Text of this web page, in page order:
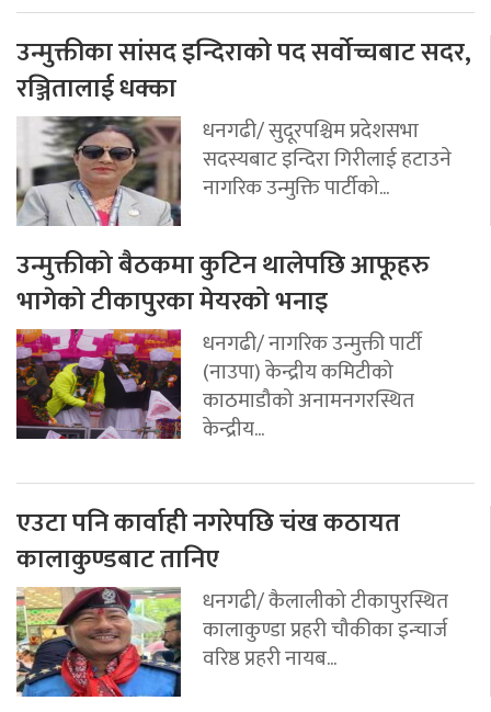
उन्मुक्तीका सांसद इन्दिराको पद सर्वोच्चबाट सदर,
रञ्जितालाई धक्का
धनगढी/ सुदूरपश्चिम प्रदेशसभा
सदस्यबाट इन्दिरा गिरीलाई हटाउने
नागरिक उन्मुक्ति पार्टीको...
उन्मुक्तीको बैठकमा कुटिन थालेपछि आफूहरु
भागेको टीकापुरका मेयरको भनाइ
धनगढी/ नागरिक उन्मुक्ती पार्टी
(नाउपा) केन्द्रीय कमिटीको
काठमाडौको अनामनगरस्थित
केन्द्रीय...
एउटा पनि कार्वाही नगरेपछि चंख कठायत
कालाकुण्डबाट तानिए
धनगढी/ कैलालीको टीकापुरस्थित
कालाकुण्डा प्रहरी चौकीका इन्चार्ज
वरिष्ठ प्रहरी नायब...